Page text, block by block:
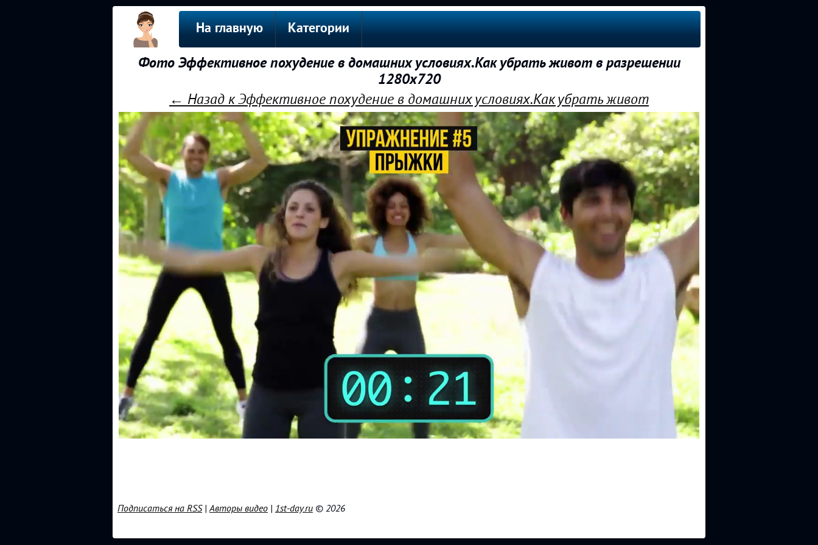
На главную Категории
Фото Эффективное похудение в домашних условиях.Как убрать живот в разрешении
1280x720
← Назад к Эффективное похудение в домашних условиях.Как убрать живот
Подписаться на RSS|Авторы видео | 1st-day.ru © 2026